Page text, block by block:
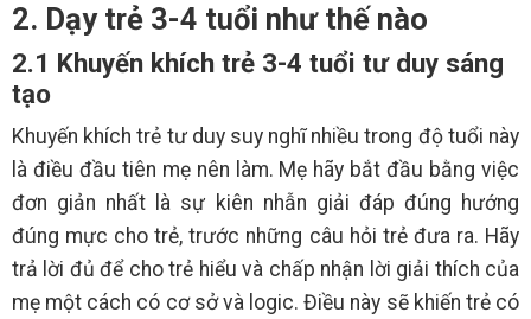
2. Dạy trẻ 3-4 tuổi như thế nào
2.1 Khuyến khích trẻ 3-4 tuổi tư duy sáng
tạo
Khuyến khích trẻ tư duy suy nghĩ nhiều trong độ tuổi này
là điều đầu tiên mẹ nên làm. Mẹ hãy bắt đầu bằng việc
đơn giản nhất là sự kiên nhẫn giải đáp đúng hướng
đúng mực cho trẻ, trước những câu hỏi trẻ đưa ra. Hãy
trả lời đủ để cho trẻ hiểu và chấp nhận lời giải thích của
mẹ một cách có cơ sở và logic. Điều này sẽ khiến trẻ có